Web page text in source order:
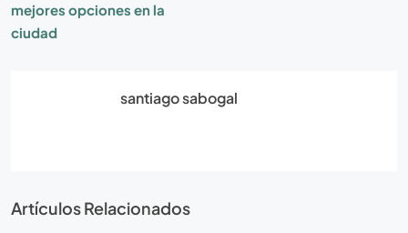
mejores opciones en la
ciudad
santiago sabogal
Artículos Relacionados